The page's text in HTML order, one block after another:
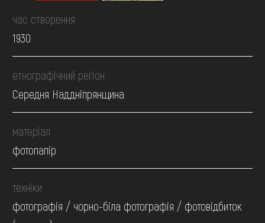
час створення
1930
етнографічний регіон
Середня Наддніпрянщина
матеріал
фотопапір
техніки
фотографія / чорно-біла фотографія / фотовідбиток